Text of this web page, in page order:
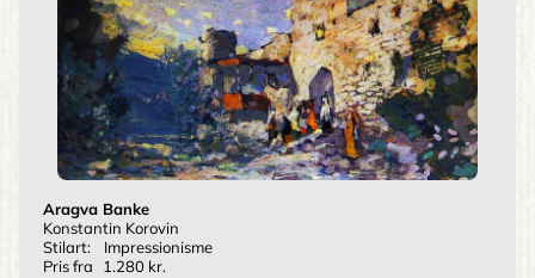
Aragva Banke
Konstantin Korovin
Stilart:
Impressionisme
Pris fra
1.280 kr.